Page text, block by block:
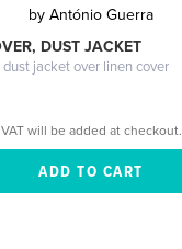
by António Guerra
DUST JACKET
dust jacket over linen cover
VAT will be added at checkout.